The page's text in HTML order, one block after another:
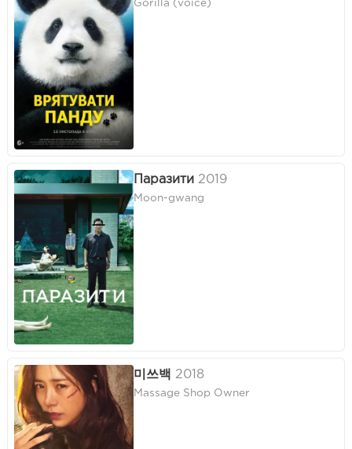
Gorilla (voice)
Паразити 2019
Moon-gwang
미쓰백 2018
Massage Shop Owner